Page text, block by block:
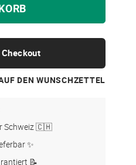
DEN WUNSCHZETTEL
Schweiz 🇨🇭
✨
📝